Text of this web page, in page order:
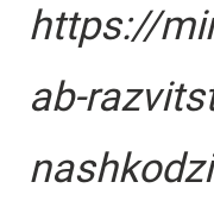
https://
ab-